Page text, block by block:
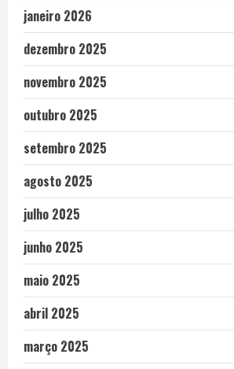
janeiro 2026
dezembro 2025
novembro 2025
outubro 2025
setembro 2025
agosto 2025
julho 2025
junho 2025
maio 2025
abril 2025
março 2025